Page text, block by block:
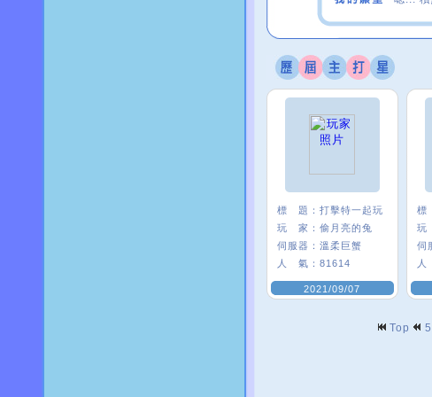
標 題： 打擊特一起玩
玩 家： 偷月亮的兔
伺服器： 溫柔巨蟹
人 氣： 81614
2021/09/07
標
玩
伺
人
Top 5